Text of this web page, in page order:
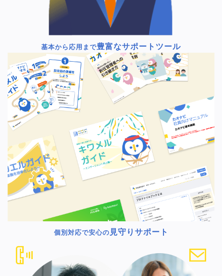
基本から応用まで豊富なサポートツール
個別対応で安心の 見守りサポート